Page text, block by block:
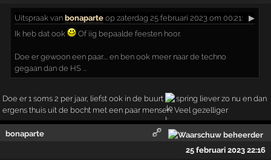
Uitspraak vanbonaparte op zaterdag 25 februari 2023 om 00:21:
▶
Ik heb dat ook
Of iig bepaalde feesten hoor.
Doe er gewoon een paar.... en ben ook meer naar de techno
gegaan dan de HS ...
Doe er 1 soms 2 per jaar, liefst ook in de buurt
spring liever zo nu en dan
ergens thuis uit de bocht met een paar mensen. Veel gezelliger
bonaparte
25 februari 2023 22:16